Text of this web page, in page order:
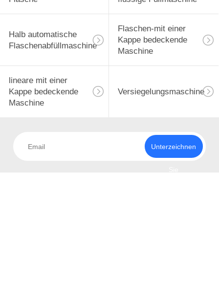
Halb automatische
Flaschenabfüllmaschine
Flaschen-mit einer
Kappe bedeckende
Maschine
lineare mit einer
Kappe bedeckende
Maschine
Versiegelungsmaschine
Unterzeichnen